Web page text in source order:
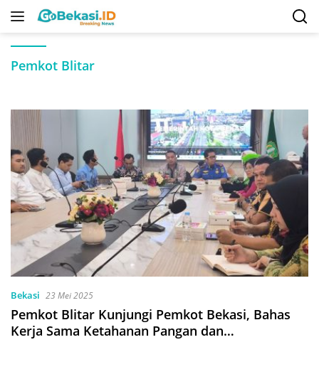
Langsung
Pemkot Blitar
Bekasi 23 Mei 2025
Pemkot Blitar Kunjungi Pemkot Bekasi, Bahas
Kerja Sama Ketahanan Pangan dan